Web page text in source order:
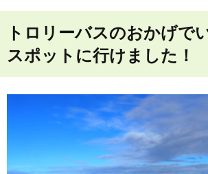
トロリーバスのおかげで
スポットに行けました！